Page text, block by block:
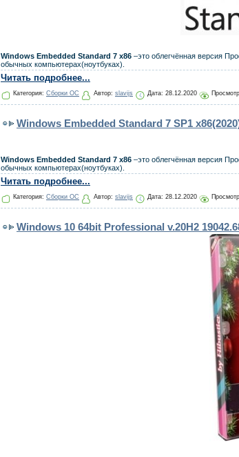
Windows Embedded Standard 7 x86 –это облегчённая версия
обычных компьютерах(ноутбуках).
Читать подробнее...
Категория: Сборки ОС Автор: slavijs Дата: 28.12.2020
Windows Embedded Standard 7 SP1
Windows Embedded Standard 7 x86 –это облегчённая версия
обычных компьютерах(ноутбуках).
Читать подробнее...
Категория: Сборки ОС Автор: slavijs Дата: 28.12.2020
Windows 10 64bit Professional v.20H2